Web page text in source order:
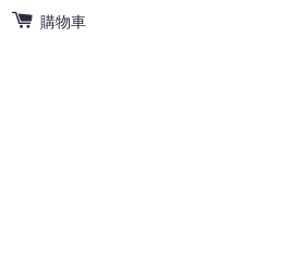
購物車